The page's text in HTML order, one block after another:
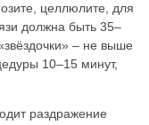
целлюлите, для
должна быть 35–
– не выше
10–15 минут,
раздражение